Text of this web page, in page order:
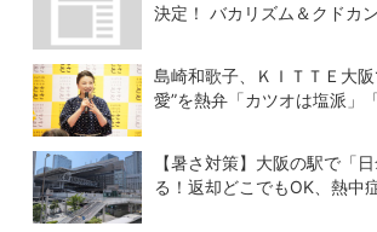
決定！ バカリズム＆クドカ
島崎和歌子、ＫＩＴＴＥ大阪
愛”を熱弁「カツオは塩派」
【暑さ対策】大阪の駅で「
る！返却どこでもOK、熱中